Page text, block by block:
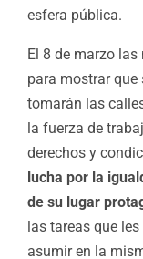
esfera pública.
El 8 de marzo
para mostrar
tomarán las
la fuerza de
derechos y
lucha por la
de su lugar
las tareas que
asumir en la